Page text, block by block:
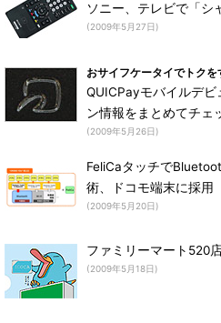
ソニー、テレビで「シ
(2009年5月27日)
おサイフケータイでトクを
QUICPayモバイルデ
ン情報をまとめてチェ
(2009年5月26日)
FeliCaタッチで
術、ドコモ端末に採用
(2009年5月20日)
ファミリーマート520
(2009年5月18日)